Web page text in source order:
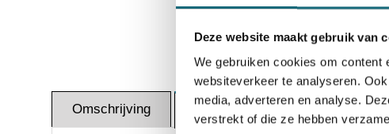
Deze website maakt gebruik van
We gebruiken cookies om content
websiteverkeer te analyseren.
media, adverteren en analyse.
verstrekt of die ze hebben
Omschrijving Specificaties Certificaten